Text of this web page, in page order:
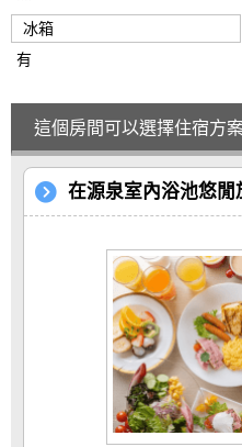
冰箱
有
這個房間可以選擇住宿方
在源泉室內浴池悠